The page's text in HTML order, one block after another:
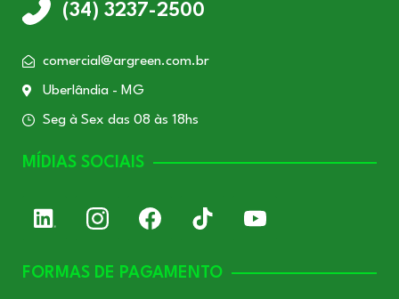
(34) 3237-2500
comercial@argreen.com.br
Uberlândia - MG
Seg à Sex das 08 às 18hs
MÍDIAS SOCIAIS
FORMAS DE PAGAMENTO